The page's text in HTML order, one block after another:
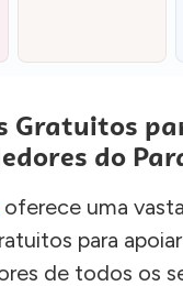
Gratuitos
do
oferece uma
para apoiar
de todos os